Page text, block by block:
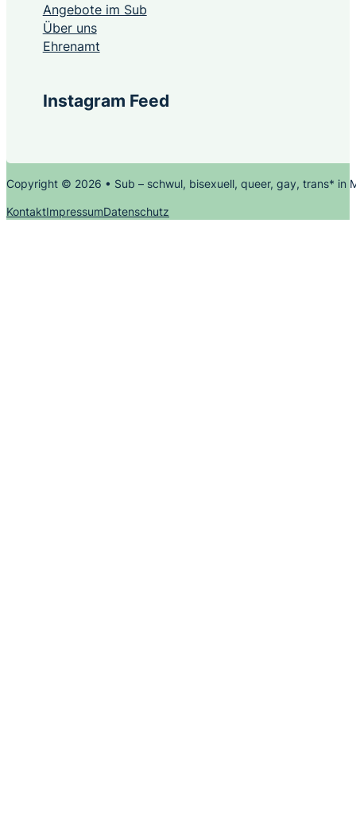
Angebote im Sub
Über uns
Ehrenamt
Instagram Feed
Copyright © 2026 • Sub – schwul, bisexuell, queer, gay, trans* in
KontaktImpressumDatenschutz